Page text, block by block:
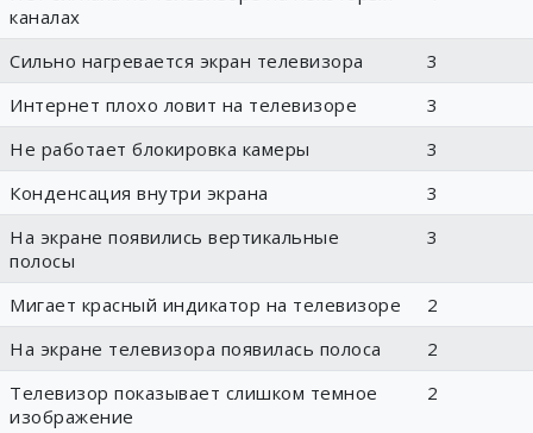
каналах
Сильно нагревается экран телевизора
3
Интернет плохо ловит на телевизоре
3
Не работает блокировка камеры
3
Конденсация внутри экрана
3
На экране появились вертикальные
полосы
3
Мигает красный индикатор на телевизоре
2
На экране телевизора появилась полоса
2
Телевизор показывает слишком темное
изображение
2